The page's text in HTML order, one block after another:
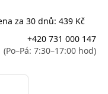
za 30 dnů: 439 Kč
+420 731 000 147
(Po–Pá: 7:30–17:00 hod)